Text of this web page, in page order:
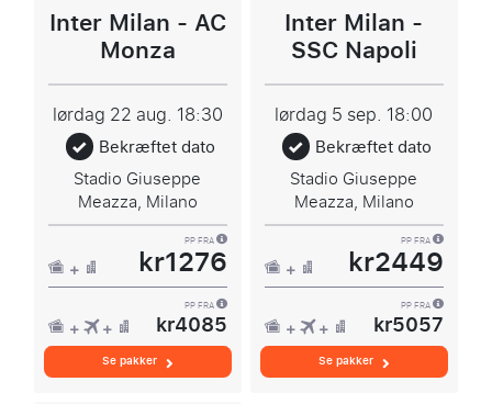
Inter Milan - AC
Monza
lørdag 22 aug. 18:30
Bekræftet dato
Stadio Giuseppe
Meazza, Milano
PP FRA
kr1276
PP FRA
kr4085
Se pakker
Inter Milan -
SSC Napoli
lørdag 5 sep. 18:00
Bekræftet dato
Stadio Giuseppe
Meazza, Milano
PP FRA
kr2449
PP FRA
kr5057
Se pakker